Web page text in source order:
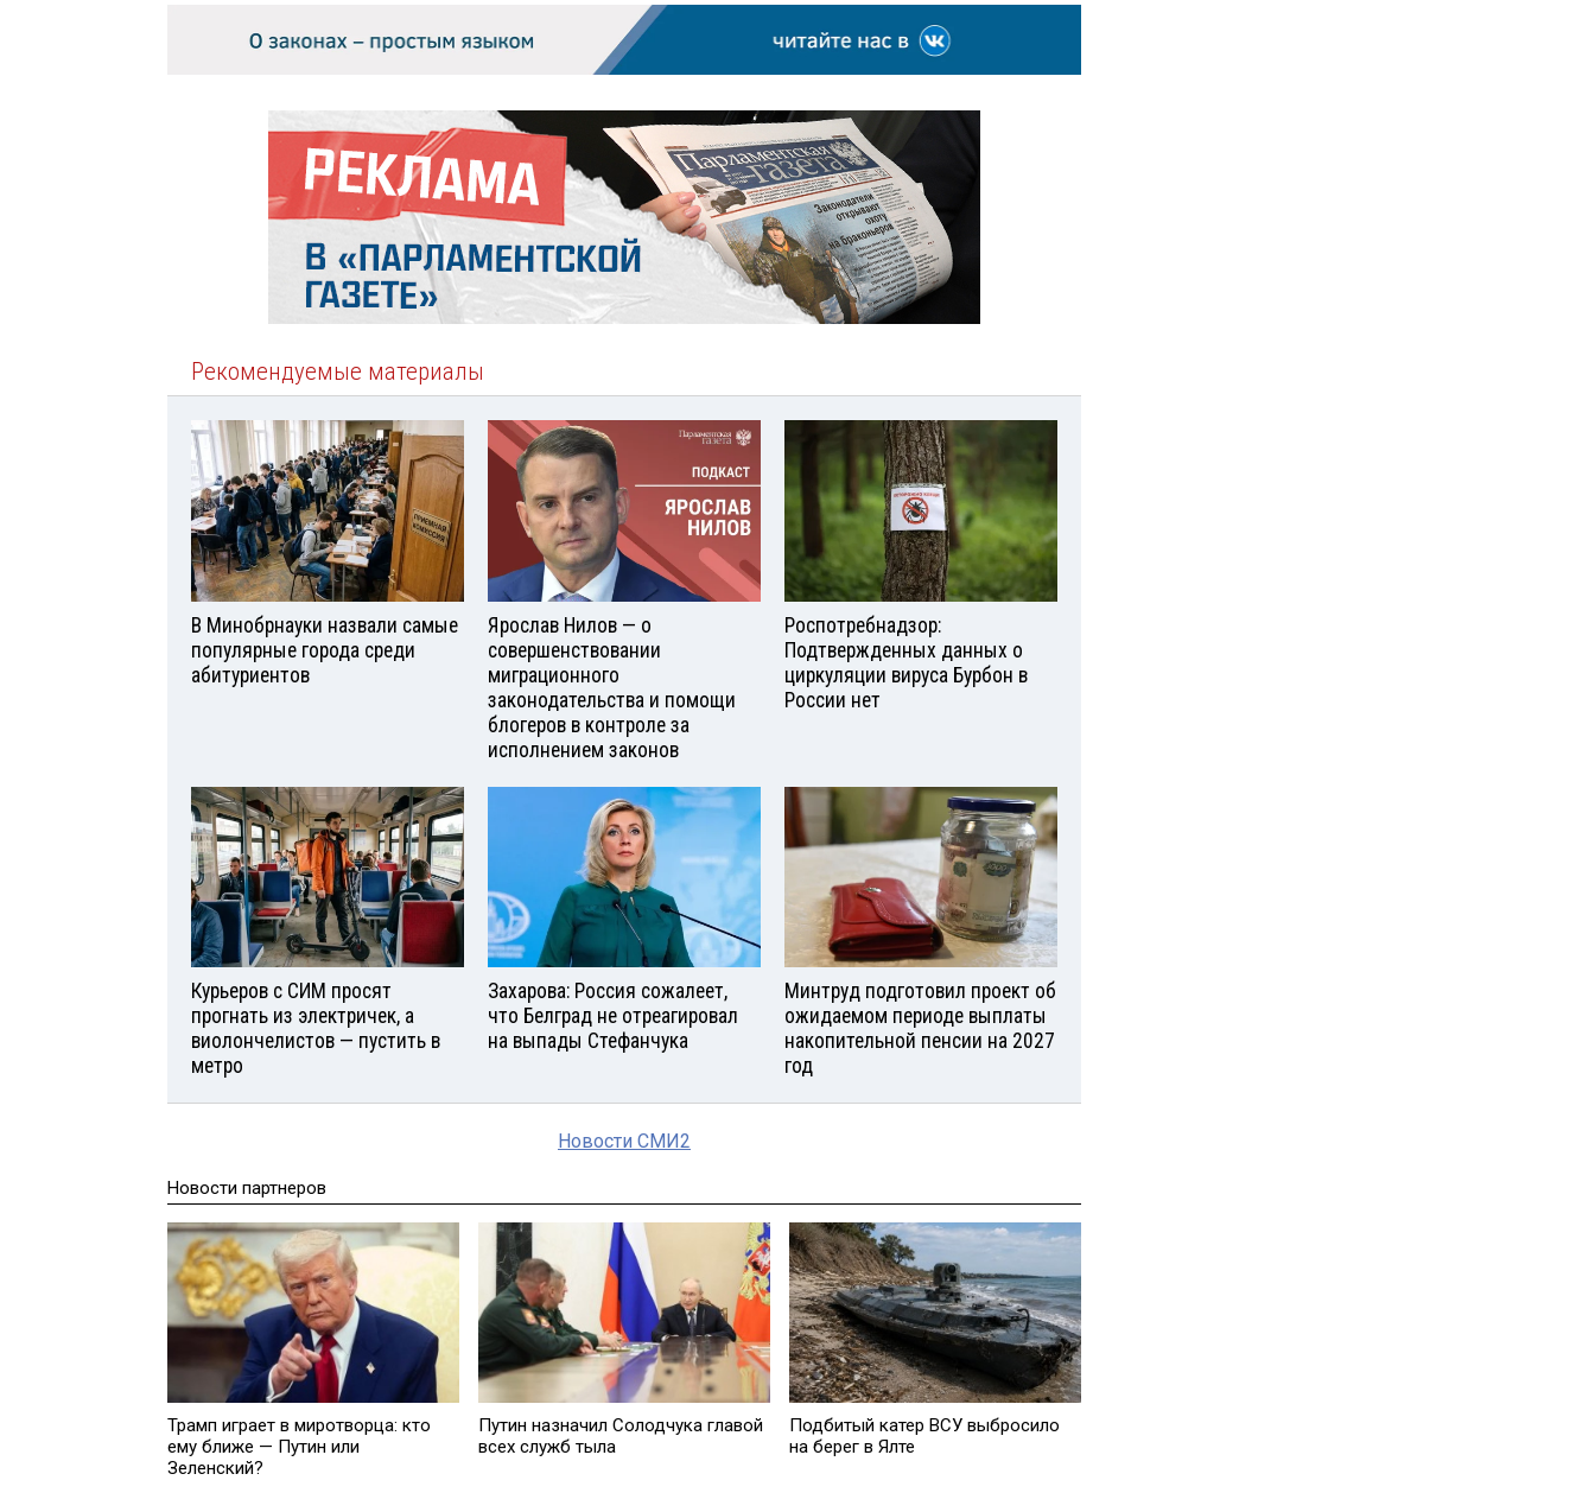
Рекомендуемые материалы
В Минобрнауки назвали самые
популярные города среди
абитуриентов
Ярослав Нилов — о
совершенствовании
миграционного
законодательства и помощи
блогеров в контроле за
исполнением законов
Роспотребнадзор:
Подтвержденных данных о
циркуляции вируса Бурбон в
России нет
Курьеров с СИМ просят
прогнать из электричек, а
виолончелистов — пустить в
метро
Захарова: Россия сожалеет,
что Белград не отреагировал
на выпады Стефанчука
Минтруд подготовил проект об
ожидаемом периоде выплаты
накопительной пенсии на 2027
год
Новости СМИ2
Новости партнеров
Трамп играет в миротворца: кто
ему ближе — Путин или
Зеленский?
Путин назначил Солодчука главой
всех служб тыла
Подбитый катер ВСУ выбросило
на берег в Ялте